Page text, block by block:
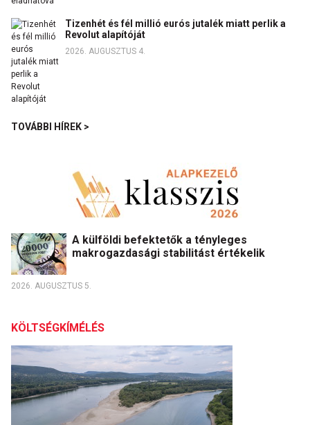
Tizenhét és fél millió eurós jutalék miatt perlik a
Revolut alapítóját
2026. AUGUSZTUS 4.
TOVÁBBI HÍREK >
A külföldi befektetők a tényleges
makrogazdasági stabilitást értékelik
2026. AUGUSZTUS 5.
KÖLTSÉGKÍMÉLÉS